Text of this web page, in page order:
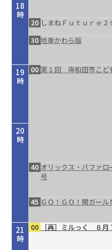
18
時
19
時
20
時
21
時
20 しまねＦｕｔｕｒｅ２
30 地車かわら版
00 第１回 岸和田市こど
40 オリックス・バファロ
号
45 ＧＯ！ＧＯ！関ガール
00 ［再］ミルっく ８月